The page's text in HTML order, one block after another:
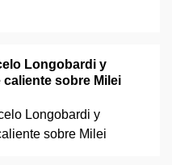
Longobardi y
sobre Milei